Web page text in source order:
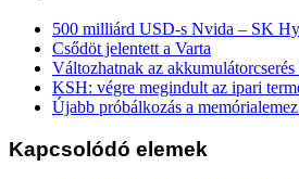
500 milliárd USD-s Nvida – SK
Csődöt jelentett a Varta
Változhatnak az
KSH: végre megindult az ipari
Újabb próbálkozás a memórialemez
Kapcsolódó elemek